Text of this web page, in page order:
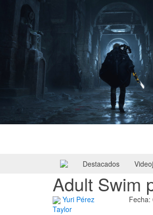
Destacados
Adult Swim
Yuri Pérez
Taylor
Fecha: